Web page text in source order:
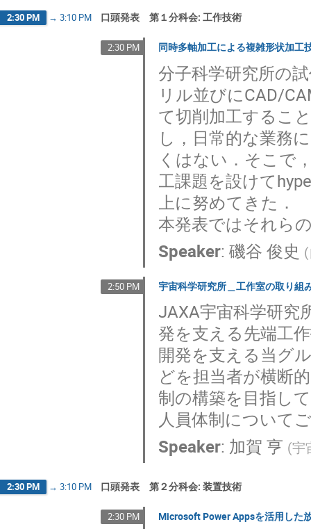
2:30 PM → 3:10 PM 口頭発表 第１分科会: 工作技術
2:30 PM 同時多軸加工による複雑形状加工
分子科学研究所の
リル並びにCAD/
て切削加工するこ
し，日常的な業務
くはない．そこで
工課題を設けて
上に努めてきた．
本発表ではそれら
Speaker:磯谷 俊史 (
2:50 PM 宇宙科学研究所＿工作室の取り組
JAXA宇宙科学研究
発を支える先端工
開発を支える当グ
どを担当者が横断
制の構築を目指し
人員体制について
Speaker: 加賀 亨 (宇
2:30 PM → 3:10 PM 口頭発表 第２分科会: 装置技術
2:30 PM Microsoft Power Appsを活用した